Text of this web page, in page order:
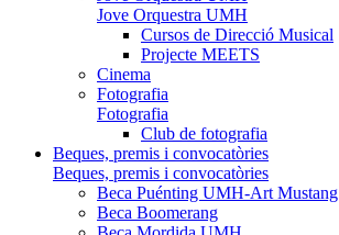
Jove Orquestra UMH
Cursos de Direcció Musical
Projecte MEETS
Cinema
Fotografia
Fotografia
Club de fotografia
Beques, premis i convocatòries
Beques, premis i convocatòries
Beca Puénting UMH-Art Mustang
Beca Boomerang